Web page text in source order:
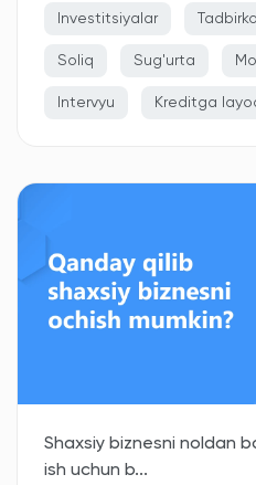
Investitsiyalar
Soliq Sug'urta
Intervyu Kreditga
Shaxsiy biznesni noldan
ish uchun b...